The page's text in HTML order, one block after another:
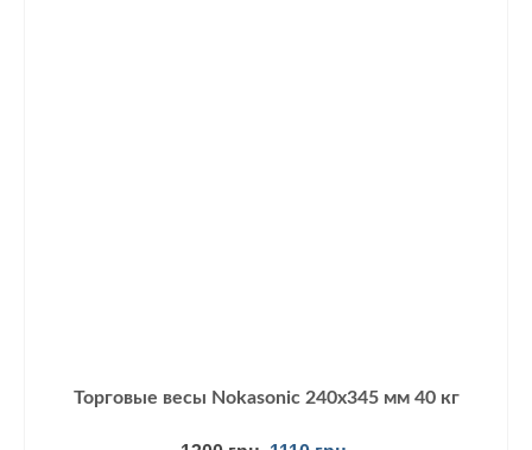
Торговые весы Nokasonic 240х345 мм 40 кг